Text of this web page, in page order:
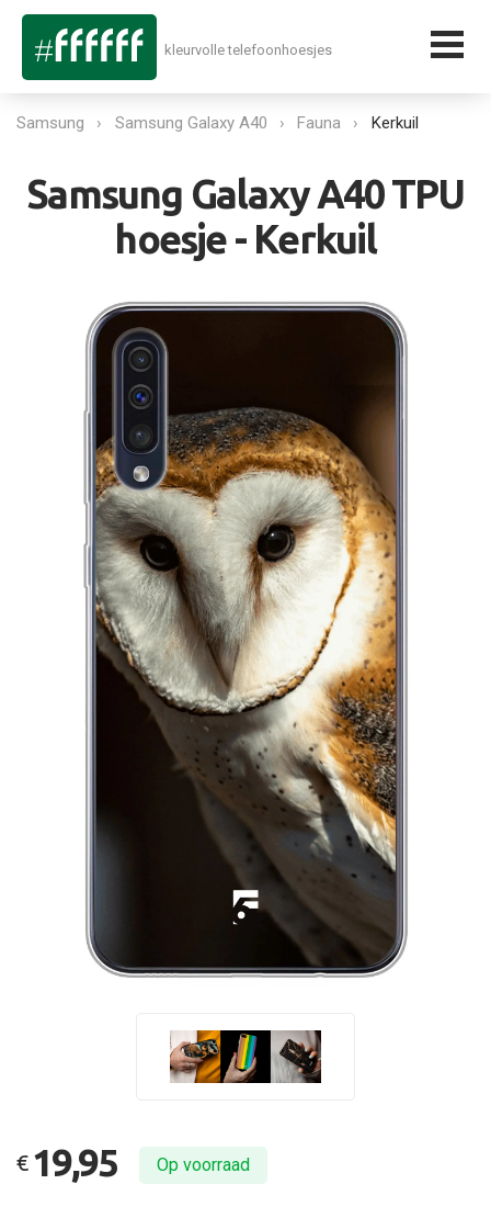
kleurvolle telefoonhoesjes
Samsung Samsung Galaxy A40 Fauna Kerkuil
Samsung Galaxy A40 TPU
hoesje - Kerkuil
€ 19,95 Op voorraad